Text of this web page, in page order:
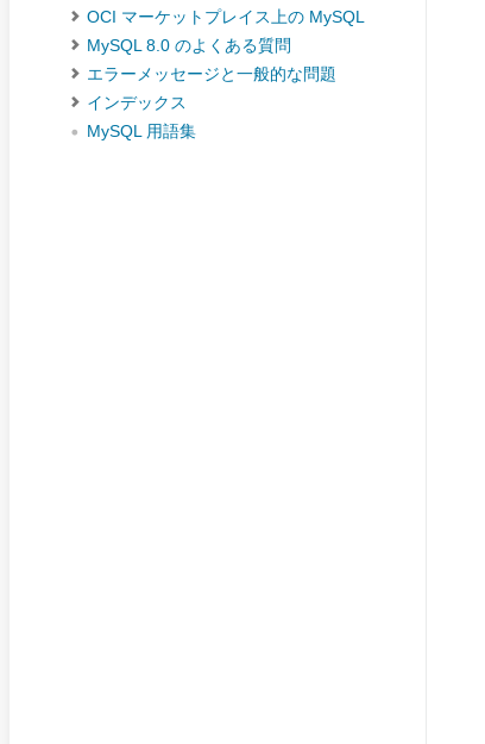
OCI マーケットプレイス上の MySQL
MySQL 8.0 のよくある質問
エラーメッセージと一般的な問題
インデックス
MySQL 用語集